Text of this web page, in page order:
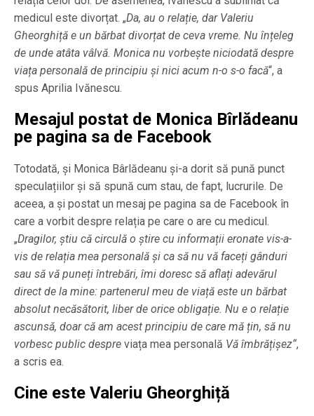
medicul este divorțat. „Da, au o relație, dar Valeriu
Gheorghiță e un bărbat divorțat de ceva vreme. Nu înțeleg
de unde atâta vâlvă. Monica nu vorbește niciodată despre
viața personală de principiu și nici acum n-o s-o facă“, a
spus Aprilia Ivănescu.
Mesajul postat de Monica Bîrlădeanu
pe pagina sa de Facebook
Totodată, și Monica Bârlădeanu și-a dorit să pună punct
speculațiilor și să spună cum stau, de fapt, lucrurile. De
aceea, a și postat un mesaj pe pagina sa de Facebook în
care a vorbit despre relația pe care o are cu medicul.
„Dragilor, știu că circulă o știre cu informații eronate vis-a-
vis de relația mea personală și ca să nu vă faceți gânduri
sau să vă puneți întrebări, îmi doresc să aflați adevărul
direct de la mine: partenerul meu de viață este un bărbat
absolut necăsătorit, liber de orice obligație. Nu e o relație
ascunsă, doar că am acest principiu de care mă țin, să nu
vorbesc public despre viața mea personală Vă îmbrățișez“,
a scris ea.
Cine este Valeriu Gheorghiță